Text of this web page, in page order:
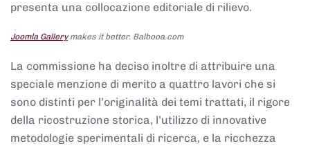
presenta una collocazione editoriale di rilievo.
Joomla Gallerymakes it better. Balbooa.com
La commissione ha deciso inoltre di attribuire una
speciale menzione di merito a quattro lavori che si
sono distinti per l’originalità dei temi trattati, il rigore
della ricostruzione storica, l’utilizzo di innovative
metodologie sperimentali di ricerca, e la ricchezza